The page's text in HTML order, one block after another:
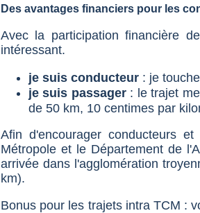
Des avantages financiers pour les
Avec la participation financière
intéressant.
je suis conducteur : je
je suis passager: le trajet me
de 50 km, 10 centimes par
Afin d'encourager conducteurs
Métropole et le Département de
arrivée dans l'agglomération
km).
Bonus pour les trajets intra TCM :